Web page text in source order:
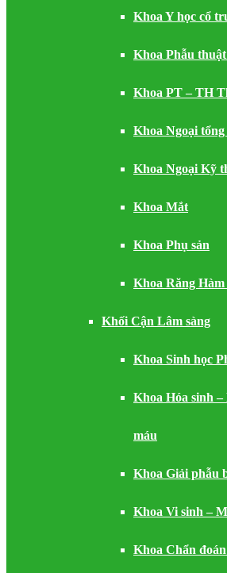
Khoa Y học cổ
Khoa Phẫu
Khoa PT – TH
Khoa Ngoại
Khoa Ngoại Kỹ
Khoa Mắt
Khoa Phụ sản
Khoa Răng
Khối Cận Lâm sàng
Khoa Sinh học
Khoa Hóa sinh
máu
Khoa Giải phẫu
Khoa Vi sinh –
Khoa Chẩn